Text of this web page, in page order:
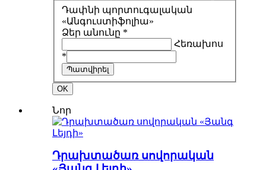
Դափնի պորտուգալական
«Անգուստիֆոլիա»
Ձեր անունը *
Հեռախոս
*
Պատվիրել
OK
Նոր
Դրախտածառ սովորական